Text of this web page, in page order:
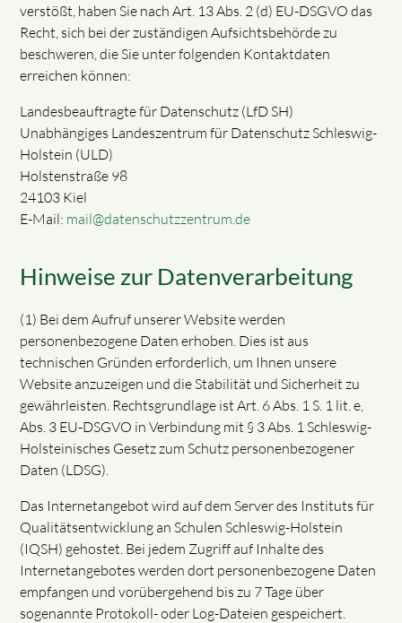
verstößt, haben Sie nach Art. 13 Abs. 2 (d) EU-DSGVO das
Recht, sich bei der zuständigen Aufsichtsbehörde zu
beschweren, die Sie unter folgenden Kontaktdaten
erreichen können:
Landesbeauftragte für Datenschutz (LfD SH)
Unabhängiges Landeszentrum für Datenschutz Schleswig-
Holstein (ULD)
Holstenstraße 98
24103 Kiel
E-Mail: mail@datenschutzzentrum.de
Hinweise zur Datenverarbeitung
(1) Bei dem Aufruf unserer Website werden
personenbezogene Daten erhoben. Dies ist aus
technischen Gründen erforderlich, um Ihnen unsere
Website anzuzeigen und die Stabilität und Sicherheit zu
gewährleisten. Rechtsgrundlage ist Art. 6 Abs. 1 S. 1 lit. e,
Abs. 3 EU-DSGVO in Verbindung mit § 3 Abs. 1 Schleswig-
Holsteinisches Gesetz zum Schutz personenbezogener
Daten (LDSG).
Das Internetangebot wird auf dem Server des Instituts für
Qualitätsentwicklung an Schulen Schleswig-Holstein
(IQSH) gehostet. Bei jedem Zugriff auf Inhalte des
Internetangebotes werden dort personenbezogene Daten
empfangen und vorübergehend bis zu 7 Tage über
sogenannte Protokoll- oder Log-Dateien gespeichert.